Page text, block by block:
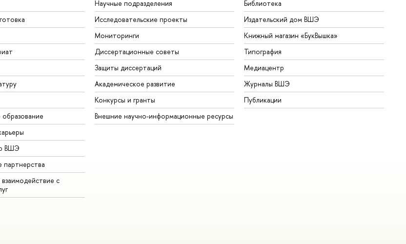
ВШЭ
партнерства
с
Научные подразделения
Исследовательские проекты
Мониторинги
Диссертационные советы
Защиты диссертаций
Академическое развитие
Конкурсы и гранты
Внешние научно-информационные ресурсы
Библиотека
Издательский дом ВШЭ
Книжный магазин «БукВышка»
Типография
Медиацентр
Журналы ВШЭ
Публикации